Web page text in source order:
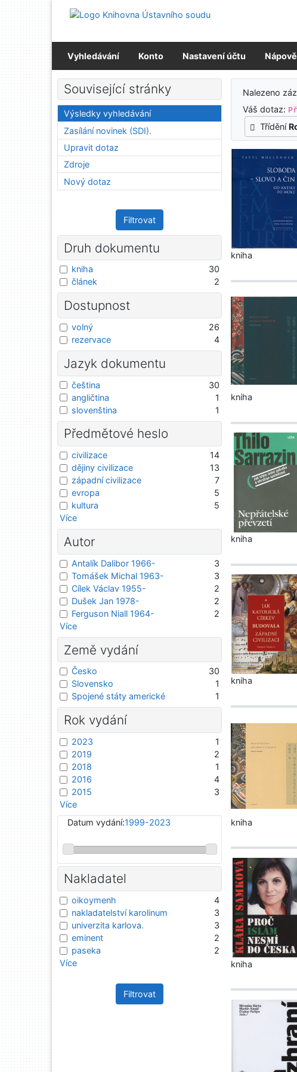
Přejít na menu
Vyhledávání Konto Nastavení účtu
Nalezeno
Váš dotaz:
Třídění
kniha
kniha
kniha
kniha
kniha
kniha
Související stránky
Výsledky vyhledávání
Zasílání novinek (SDI).
Upravit dotaz
Zdroje
Nový dotaz
Filtrovat
Druh dokumentu
kniha
30
článek
2
Dostupnost
volný
26
rezervace
4
Jazyk dokumentu
čeština
30
angličtina
1
slovenština
1
Předmětové heslo
civilizace
14
dějiny civilizace
13
západní civilizace
7
evropa
5
kultura
5
Více
Autor
Antalík Dalibor 1966-
3
Tomášek Michal 1963-
3
Cílek Václav 1955-
2
Dušek Jan 1978-
2
Ferguson Niall 1964-
2
Více
Země vydání
Česko
30
Slovensko
1
Spojené státy americké
1
Rok vydání
2023
1
2019
2
2018
1
2016
4
2015
3
Více
Datum vydání:1999-2023
Nakladatel
oikoymenh
4
nakladatelství karolinum
3
univerzita karlova.
3
eminent
2
paseka
2
Více
Filtrovat